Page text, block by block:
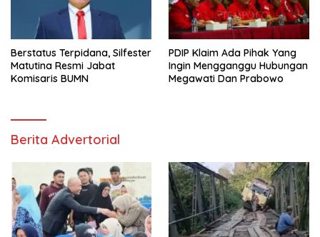
Berstatus Terpidana, Silfester
Matutina Resmi Jabat
Komisaris BUMN
PDIP Klaim Ada Pihak Yang
Ingin Mengganggu Hubungan
Megawati Dan Prabowo
Berita Advertorial